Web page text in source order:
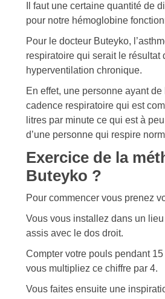
Il faut une certaine quantité de
pour notre hémoglobine
Pour le docteur Buteyko,
respiratoire qui serait le résultat
hyperventilation chronique.
En effet, une personne ayant de
cadence respiratoire qui est
litres par minute ce qui est à
d’une personne qui respire
Exercice de la
Buteyko ?
Pour commencer vous prenez
Vous vous installez dans un
assis avec le dos droit.
Compter votre pouls pendant
vous multipliez ce chiffre par 4.
Vous faites ensuite une